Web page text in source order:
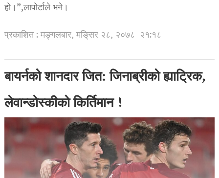
हो।”,लापोर्टाले भने।
प्रकाशित : मङ्गलबार, मङि्सर २८, २०७८ २१:१८
बायर्नको शानदार जित: जिनाब्रीको ह्याट्रिक,
लेवान्डोस्कीको किर्तिमान !